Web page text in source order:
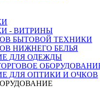
- ВИТРИНЫ
БЫТОВОЙ ТЕХНИКИ
НИЖНЕГО БЕЛЬЯ
ДЛЯ ОДЕЖДЫ
ДЛЯ ОПТИКИ И ОЧКОВ